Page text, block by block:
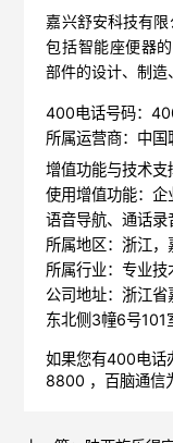
嘉兴舒安科技有
包括智能座便器
部件的设计、制造
400电话号码：
所属运营商：中国
增值功能与技术支
使用增值功能：
语音导航、通话
所属地区：浙江，
所属行业：专业技
公司地址：浙江
东北侧3幢6号101
如果您有400电
8800 ， 百脑通信